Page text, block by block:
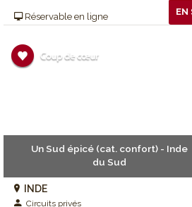
Réservable en ligne EN
Un Sud épicé (cat. confort) - Inde
du Sud
INDE
Circuits privés